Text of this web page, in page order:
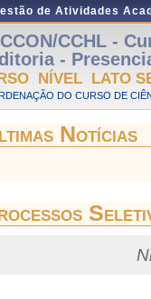
de Atividades
CCHL -
-
NÍVEL LATO
DO CURSO DE
Notícias